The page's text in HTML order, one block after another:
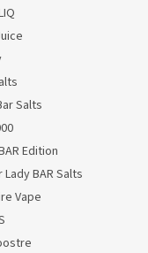
Salts
Edition
Lady BAR Salts
Vape